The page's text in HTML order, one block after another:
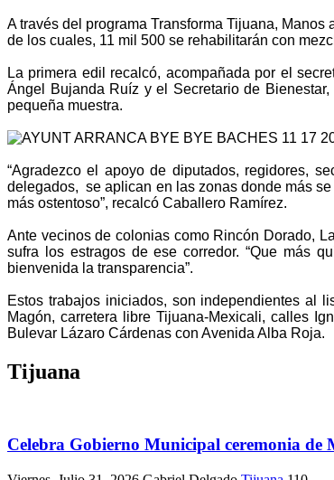
A través del programa Transforma Tijuana,
de los cuales, 11 mil 500 se rehabilitarán con
La primera edil recalcó, acompañada por el
Ángel Bujanda Ruíz y el Secretario de
pequeña muestra.
“Agradezco el apoyo de diputados, regidores,
delegados, se aplican en las zonas donde más
más ostentoso”, recalcó Caballero Ramírez.
Ante vecinos de colonias como Rincón Dorado,
sufra los estragos de ese corredor. “Que más
bienvenida la transparencia”.
Estos trabajos iniciados, son independientes al
Magón, carretera libre Tijuana-Mexicali, calles
Bulevar Lázaro Cárdenas con Avenida Alba Roja.
Tijuana
Celebra Gobierno Municipal ceremonia